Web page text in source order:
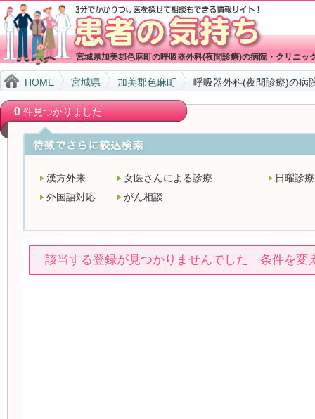
宮城県加美郡色麻町の呼吸器外科(夜間診療)の病院・クリニッ
HOME 宮城県 加美郡色麻町 呼吸器外科(夜間診療)の病
0件見つかりました
漢方外来 女医さんによる診療
日曜診療
外国語対応
がん相談
該当する登録が見つかりませんでした 条件を